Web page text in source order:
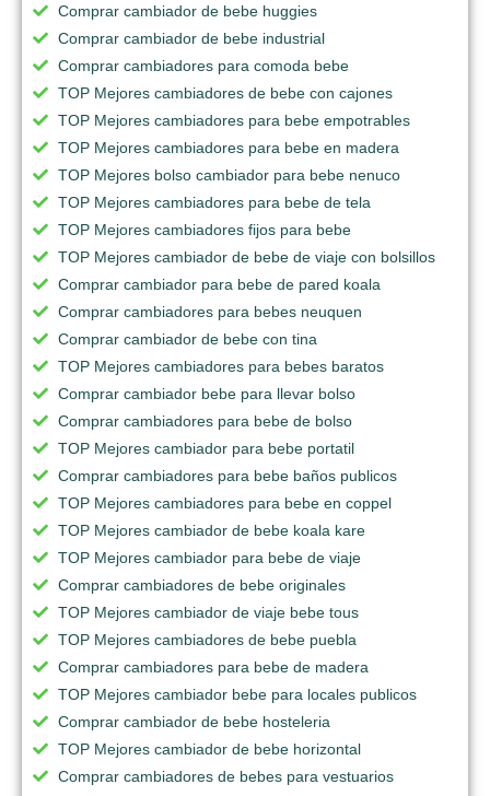
Comprar cambiador de bebe huggies
Comprar cambiador de bebe industrial
Comprar cambiadores para comoda bebe
TOP Mejores cambiadores de bebe con cajones
TOP Mejores cambiadores para bebe empotrables
TOP Mejores cambiadores para bebe en madera
TOP Mejores bolso cambiador para bebe nenuco
TOP Mejores cambiadores para bebe de tela
TOP Mejores cambiadores fijos para bebe
TOP Mejores cambiador de bebe de viaje con bolsillos
Comprar cambiador para bebe de pared koala
Comprar cambiadores para bebes neuquen
Comprar cambiador de bebe con tina
TOP Mejores cambiadores para bebes baratos
Comprar cambiador bebe para llevar bolso
Comprar cambiadores para bebe de bolso
TOP Mejores cambiador para bebe portatil
Comprar cambiadores para bebe baños publicos
TOP Mejores cambiadores para bebe en coppel
TOP Mejores cambiador de bebe koala kare
TOP Mejores cambiador para bebe de viaje
Comprar cambiadores de bebe originales
TOP Mejores cambiador de viaje bebe tous
TOP Mejores cambiadores de bebe puebla
Comprar cambiadores para bebe de madera
TOP Mejores cambiador bebe para locales publicos
Comprar cambiador de bebe hosteleria
TOP Mejores cambiador de bebe horizontal
Comprar cambiadores de bebes para vestuarios